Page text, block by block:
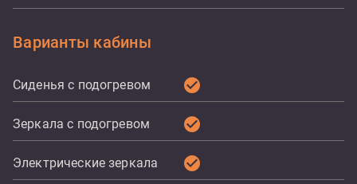
Варианты кабины
Сиденья с подогревом check_circle
Зеркала с подогревом check_circle
Электрические зеркала check_circle